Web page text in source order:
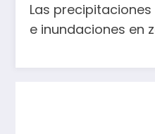
Las
e inundaciones en